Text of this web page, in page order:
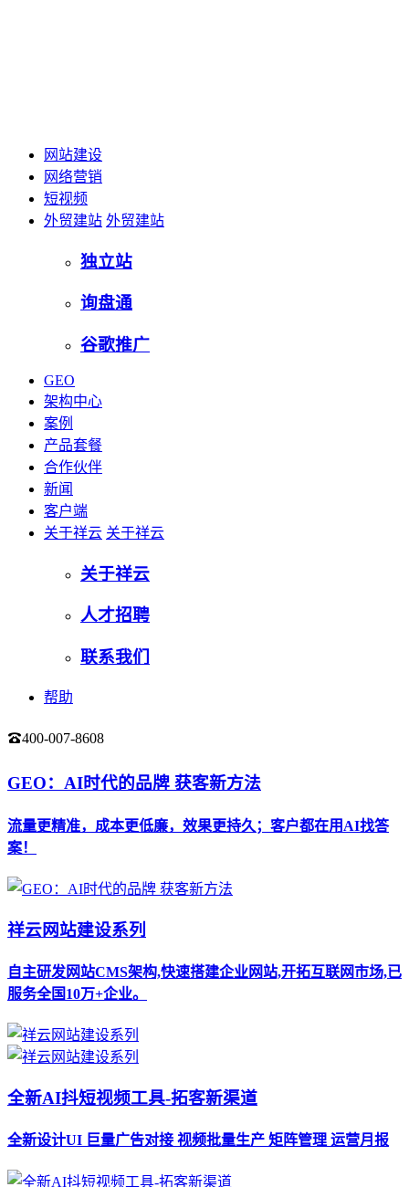
网站建设
网络营销
短视频
外贸建站 外贸建站
独立站
询盘通
谷歌推广
GEO
架构中心
案例
产品套餐
合作伙伴
新闻
客户端
关于祥云 关于祥云
关于祥云
人才招聘
联系我们
帮助
400-007-8608
GEO：AI时代的品牌 获客新方法
流量更精准，成本更低廉，效果更持久；客户都在用AI找答
案！
祥云网站建设系列
自主研发网站CMS架构,快速搭建企业网站,开拓互联网市场,已
服务全国10万+企业。
全新AI抖短视频工具-拓客新渠道
全新设计UI 巨量广告对接 视频批量生产 矩阵管理 运营月报